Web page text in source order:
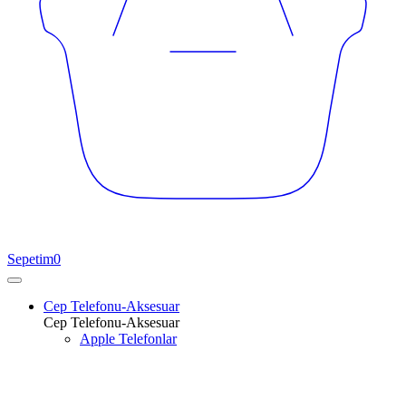
Sepetim0
Cep Telefonu-Aksesuar
Cep Telefonu-Aksesuar
Apple Telefonlar